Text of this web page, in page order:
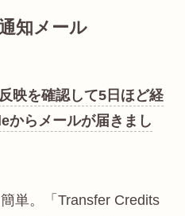
知メール
映を確認して5日ほど経
からメールが届きまし
単。「Transfer Credits